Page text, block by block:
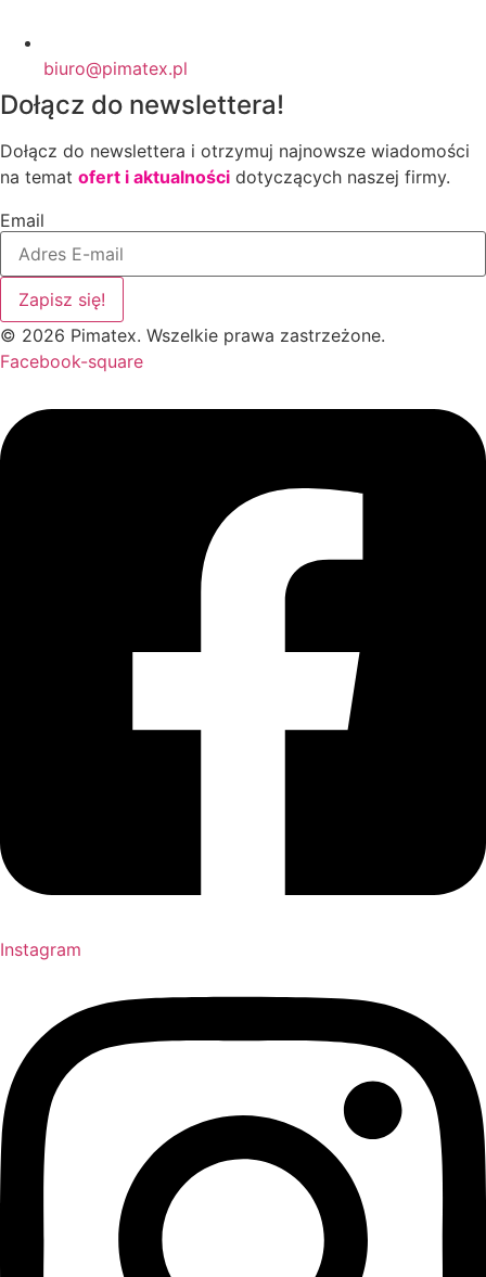
biuro@pimatex.pl
Dołącz do newslettera!
Dołącz do newslettera i otrzymuj najnowsze wiadomości
na temat ofert i aktualności dotyczących naszej firmy.
Email
Zapisz się!
© 2026 Pimatex. Wszelkie prawa zastrzeżone.
Facebook-square
Instagram